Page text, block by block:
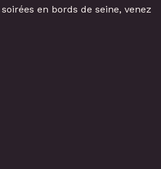
en bords de seine, venez